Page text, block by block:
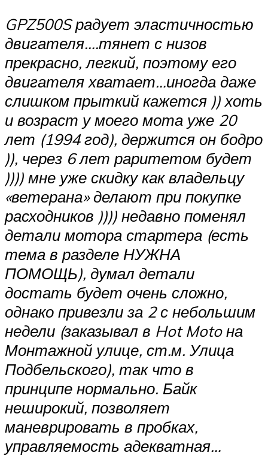
GPZ500S радует эластичностью
двигателя….тянет с низов
прекрасно, легкий, поэтому его
двигателя хватает…иногда даже
слишком прыткий кажется )) хоть
и возраст у моего мота уже 20
лет (1994 год), держится он бодро
)), через 6 лет раритетом будет
)))) мне уже скидку как владельцу
«ветерана» делают при покупке
расходников )))) недавно поменял
детали мотора стартера (есть
тема в разделе НУЖНА
ПОМОЩЬ), думал детали
достать будет очень сложно,
однако привезли за 2 с небольшим
недели (заказывал в Hot Moto на
Монтажной улице, ст.м. Улица
Подбельского), так что в
принципе нормально. Байк
неширокий, позволяет
маневрировать в пробках,
управляемость адекватная…